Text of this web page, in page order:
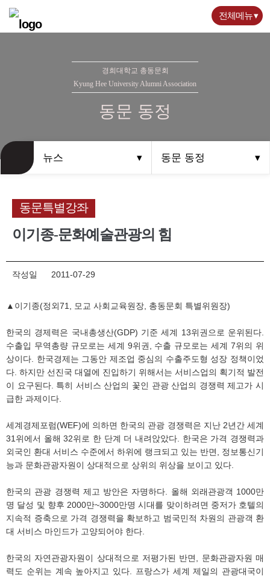
전체메뉴
경희대학교 총동문회
Kyung Hee University Alumni Association
동문 동정
뉴스 동문 동정
동문특별강좌
이기종-문화예술관광의 힘
작성일 2011-07-29
▲이기종(정외71, 모교 사회교육원장, 총동문회 특별위원장)
한국의 경제력은 국내총생산(GDP) 기준 세계 13위권으로 운위된다.
수출입 무역총량 규모로는 세계 9위권, 수출 규모로는 세계 7위의 위
상이다. 한국경제는 그동안 제조업 중심의 수출주도형 성장 정책이었
다. 하지만 선진국 대열에 진입하기 위해서는 서비스업의 획기적 발전
이 요구된다. 특히 서비스 산업의 꽃인 관광 산업의 경쟁력 제고가 시
급한 과제이다.
세계경제포럼(WEF)에 의하면 한국의 관광 경쟁력은 지난 2년간 세계
31위에서 올해 32위로 한 단계 더 내려앉았다. 한국은 가격 경쟁력과
외국인 환대 서비스 수준에서 하위에 랭크되고 있는 반면, 정보통신기
능과 문화관광자원이 상대적으로 상위의 위상을 보이고 있다.
한국의 관광 경쟁력 제고 방안은 자명하다. 올해 외래관광객 1000만
명 달성 및 향후 2000만~3000만명 시대를 맞이하려면 중저가 호텔의
지속적 증축으로 가격 경쟁력을 확보하고 범국민적 차원의 관광객 환
대 서비스 마인드가 고양되어야 한다.
한국의 자연관광자원이 상대적으로 저평가된 반면, 문화관광자원 매
력도 순위는 계속 높아지고 있다. 프랑스가 세계 제일의 관광대국이